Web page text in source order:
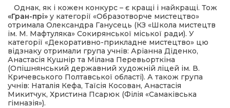
та контакти
Однак, як і кожен конкурс – є кращі і найкращі. Тож
«Гран-прі» у категорії «Образотворче мистецтво»
отримала Олександра Ганусець (КЗ «Школа мистецтв
ім. М. Мафтуляка» Сокирянської міської ради). У
категорії «Декоративно-прикладне мистецтво» цю
відзнаку отримали група учнів: Аріанна Діденко,
Анастасія Кушнір та Мілана Перевьорткіна
(Опішнянський державний художній ліцей ім. В.
Кричевського Полтавської області). А також група
учнів: Наталія Кефа, Таїсія Косован, Анастасія
Микитчук, Христина Псарюк (Філія «Самаківська
гімназія»).